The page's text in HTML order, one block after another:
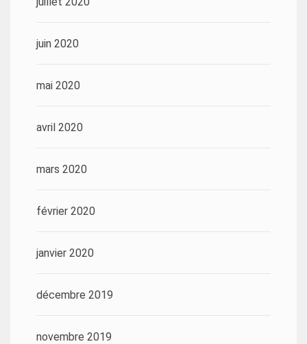
juin 2020
mai 2020
avril 2020
mars 2020
février 2020
janvier 2020
décembre 2019
novembre 2019